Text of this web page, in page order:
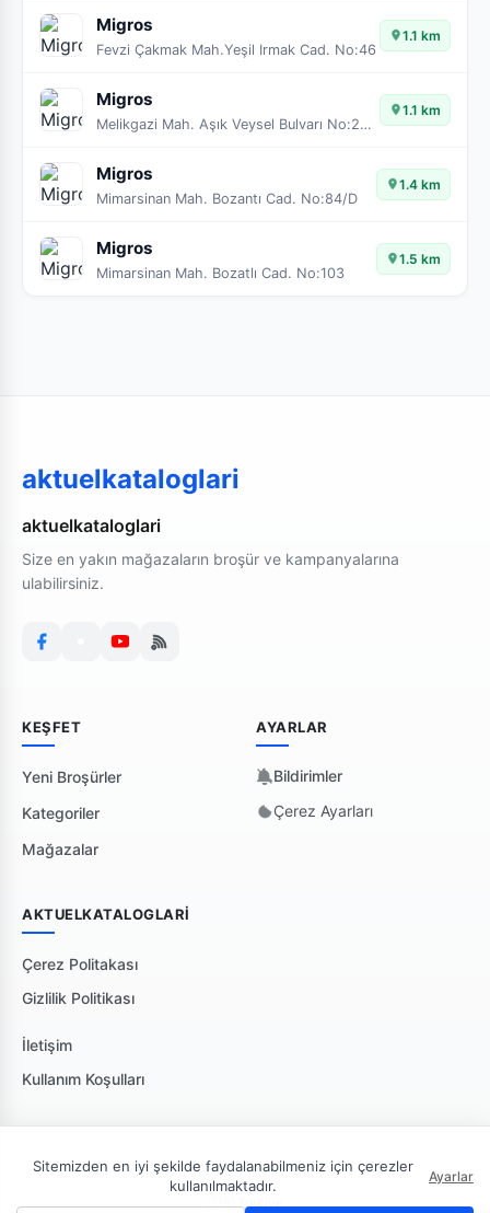
Migros
Fevzi Çakmak Mah.Yeşil Irmak Cad. No:46
1.1 km
Migros
Melikgazi Mah. Aşık Veysel Bulvarı No:22/Z06
1.1 km
Migros
Mimarsinan Mah. Bozantı Cad. No:84/D
1.4 km
Migros
Mimarsinan Mah. Bozatlı Cad. No:103
1.5 km
aktuelkataloglari
aktuelkataloglari
Size en yakın mağazaların broşür ve kampanyalarına
ulabilirsiniz.
KEŞFET
Yeni Broşürler
Kategoriler
Mağazalar
AYARLAR
Bildirimler
Çerez Ayarları
AKTUELKATALOGLARI
Çerez Politakası
Gizlilik Politikası
İletişim
Kullanım Koşulları
Sitemizden en iyi şekilde faydalanabilmeniz için çerezler
kullanılmaktadır.
Ayarlar